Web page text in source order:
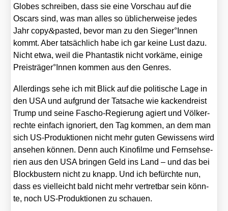
Glo­bes schrei­ben, dass sie eine Vor­schau auf die
Oscars sind, was man alles so übli­cher­wei­se jedes
Jahr copy&pasted, bevor man zu den Sieger°Innen
kommt. Aber tat­säch­lich habe ich gar kei­ne Lust dazu.
Nicht etwa, weil die Phan­tas­tik nicht vor­kä­me, eini­ge
Preisträger°Innen kom­men aus den Gen­res.
Aller­dings sehe ich mit Blick auf die poli­ti­sche Lage in
den USA und auf­grund der Tat­sa­che wie kacken­dreist
Trump und sei­ne Fascho-Regie­rung agiert und Völ­ker­
rech­te ein­fach igno­riert, den Tag kom­men, an dem man
sich US-Pro­duk­tio­nen nicht mehr guten Gewis­sens wird
anse­hen kön­nen. Denn auch Kino­fil­me und Fern­seh­se­
ri­en aus den USA brin­gen Geld ins Land – und das bei
Block­bus­tern nicht zu knapp. Und ich befürch­te nun,
dass es viel­leicht bald nicht mehr ver­tret­bar sein könn­
te, noch US-Pro­duk­tio­nen zu schau­en.